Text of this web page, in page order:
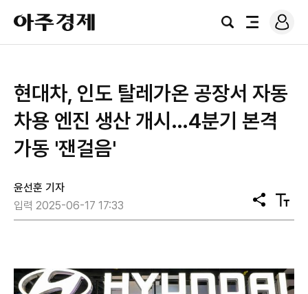
아
주
경
검
전
로
그
현대차, 인도 탈레가온 공장서 자동
차용 엔진 생산 개시…4분기 본격
가동 '잰걸음'
윤선훈 기자
입력 2025-06-17 17:33
공
유
텍
스